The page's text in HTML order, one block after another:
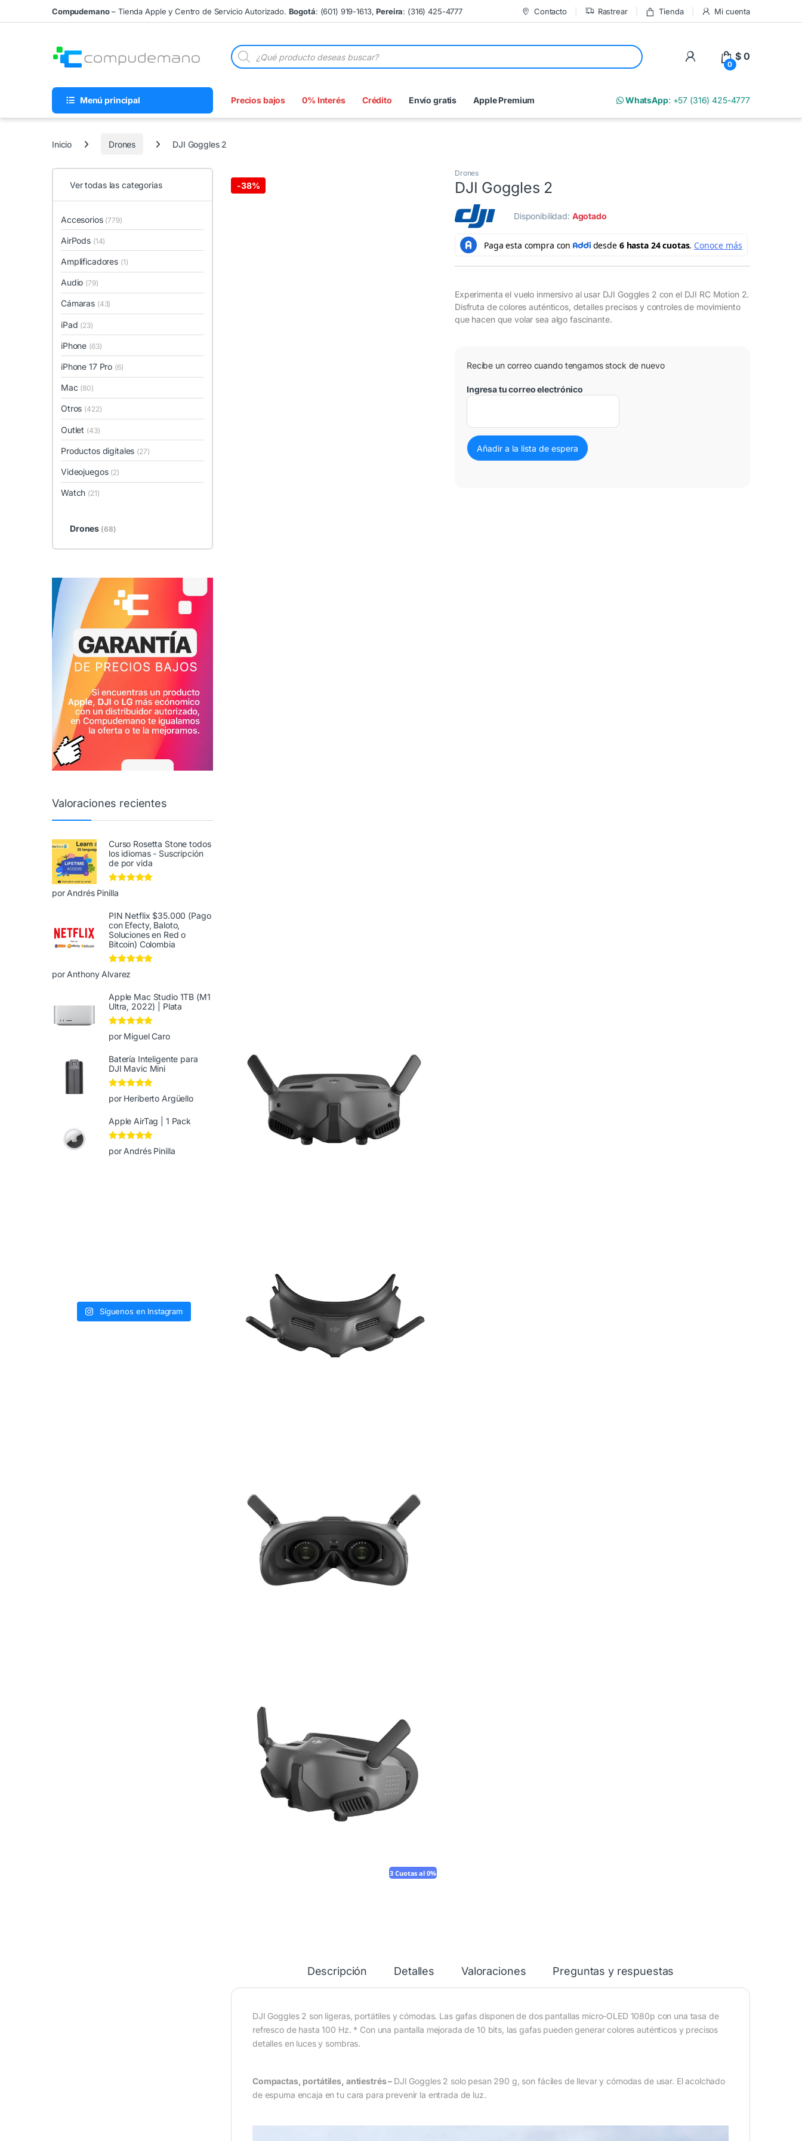
Skip to navigation
Skip to contentCompudemano– Tienda Apple y Centro de Servicio Autorizado. Bogotá: (601) 919-1613,Pereira: (316) 425-4777 Contacto Rastrear Tienda Mi cuenta
Búsqueda de productos
My Account
0
$ 0
Menú principal Precios bajos 0% Interés Crédito Envío gratis Apple Premium WhatsApp: +57 (316) 425-4777
Inicio Drones DJI Goggles 2
-38%
3 Cuotas al 0%
Drones
DJI Goggles 2
Disponibilidad: Agotado
Experimenta el vuelo inmersivo al usar DJI Goggles 2 con el DJI RC Motion 2.
Disfruta de colores auténticos, detalles precisos y controles de movimiento
que hacen que volar sea algo fascinante.
Recibe un correo cuando tengamos stock de nuevo
Ingresa tu correo electrónico
Descripción Detalles Valoraciones Preguntas y respuestas
DJI Goggles 2 son ligeras, portátiles y cómodas. Las gafas disponen de dos pantallas micro-OLED 1080p con una tasa de
refresco de hasta 100 Hz. * Con una pantalla mejorada de 10 bits, las gafas pueden generar colores auténticos y precisos
detalles en luces y sombras.
Compactas, portátiles, antiestrés – DJI Goggles 2 solo pesan 290 g, son fáciles de llevar y cómodas de usar. El acolchado
de espuma encaja en tu cara para prevenir la entrada de luz.
Ver todas las categorias
Accesorios (779)
AirPods (14)
Amplificadores (1)
Audio (79)
Cámaras (43)
iPad (23)
iPhone (63)
iPhone 17 Pro (6)
Mac (80)
Otros (422)
Outlet (43)
Productos digitales (27)
Videojuegos (2)
Watch (21)
Drones (68)
Valoraciones recientes
Curso Rosetta Stone todos
los idiomas - Suscripción
de por vida
Valorado en
de 5
por Andrés Pinilla
PIN Netflix $35.000 (Pago
con Efecty, Baloto,
Soluciones en Red o
Bitcoin) Colombia
Valorado en
de 5
por Anthony Alvarez
Apple Mac Studio 1TB (M1
Ultra, 2022) | Plata
Valorado en 5
de 5
por Miguel Caro
Batería Inteligente para
DJI Mavic Mini
Valorado en5
de 5
por Heriberto Argüello
Apple AirTag | 1 Pack
Valorado en5
de 5
por Andrés Pinilla
Síguenos en Instagram